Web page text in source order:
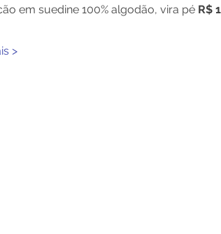
em suedine 100% algodão, vira pé R$
>